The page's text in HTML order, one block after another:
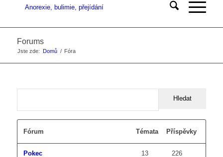
Forums
Jste zde: Domů / Fóra
Fórum Témata Příspěvky
Pokec 13 226